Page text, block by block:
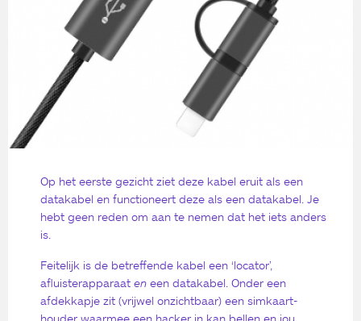
Op het eerste gezicht ziet deze kabel eruit als een
datakabel en functioneert deze als een datakabel. Je
hebt geen reden om aan te nemen dat het iets anders
is.
Feitelijk is de betreffende kabel een ‘locator’,
afluisterapparaat en een datakabel. Onder een
afdekkapje zit (vrijwel onzichtbaar) een simkaart-
houder waarmee een hacker in kan bellen en jou